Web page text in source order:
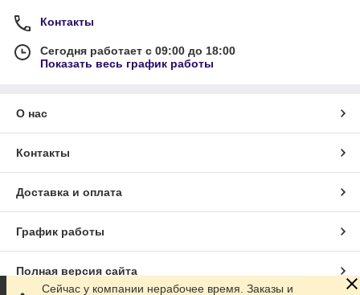
Контакты
Сегодня работает с 09:00 до 18:00
Показать весь график работы
О нас
Контакты
Доставка и оплата
График работы
Полная версия сайта
Сейчас у компании нерабочее время. Заказы и